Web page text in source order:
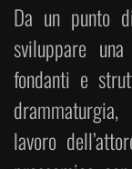
Da un punto
sviluppare
fondanti e
lavoro